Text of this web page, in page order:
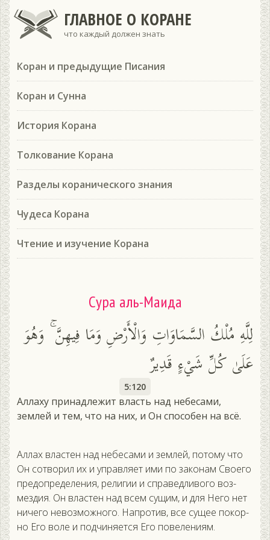
ГЛАВНОЕ О КОРАНЕ
что каждый должен знать
Коран и предыдущие Писания
Коран и Сунна
История Корана
Толкование Корана
Разделы коранического знания
Чудеса Корана
Чтение и изучение Корана
Сура аль-Маида
لِلَّهِ مُلْكُ السَّمَاوَاتِ وَالْأَرْضِ وَمَا فِيهِنَّ ۚ وَهُوَ
عَلَىٰ كُلِّ شَيْءٍ قَدِيرٌ
5:120
Аллаху принадлежит власть над небесами,
землей и тем, что на них, и Он способен на всё.
Ал­лах влас­тен над не­беса­ми и зем­лей, по­тому что
Он сот­во­рил их и уп­равля­ет ими по за­конам Сво­его
пре­доп­ре­деле­ния, ре­лигии и спра­вед­ли­вого воз­
мездия. Он влас­тен над всем су­щим, и для Не­го нет
ни­чего не­воз­можно­го. Нап­ро­тив, все су­щее по­кор­
но Его во­ле и под­чи­ня­ет­ся Его по­веле­ни­ям.